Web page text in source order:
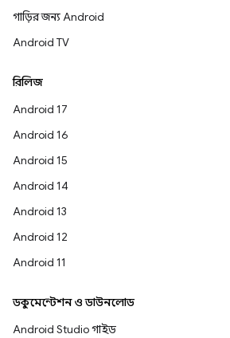
গাড়ির জন্য Android
Android TV
রিলিজ
Android 17
Android 16
Android 15
Android 14
Android 13
Android 12
Android 11
ডকুমেন্টেশন ও ডাউনলোড
Android Studio গাইড